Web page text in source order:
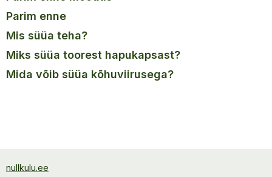
parim enne
mis süüa teha?
miks süüa toorest hapukapsast?
mida võib süüa kõhuviirusega?
nullkulu.ee